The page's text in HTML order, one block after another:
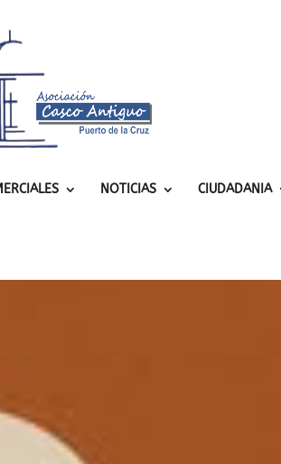
NOTICIAS CIUDADANIA